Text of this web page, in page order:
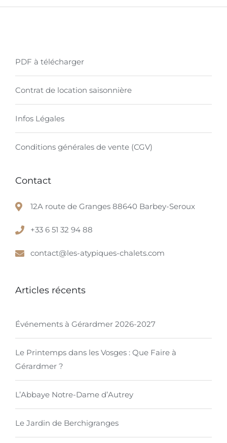
PDF à télécharger
Contrat de location saisonnière
Infos Légales
Conditions générales de vente (CGV)
Contact
12A route de Granges 88640 Barbey-Seroux
+33 6 51 32 94 88
contact@les-atypiques-chalets.com
Articles récents
Événements à Gérardmer 2026-2027
Le Printemps dans les Vosges : Que Faire à
Gérardmer ?
L’Abbaye Notre-Dame d’Autrey
Le Jardin de Berchigranges